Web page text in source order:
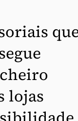
lojas